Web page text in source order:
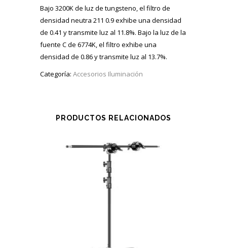
Bajo 3200K de luz de tungsteno, el filtro de
densidad neutra 211 0.9 exhibe una densidad
de 0.41 y transmite luz al 11.8%. Bajo la luz de la
fuente C de 6774K, el filtro exhibe una
densidad de 0.86 y transmite luz al 13.7%.
Categoría: Accesorios Iluminación
PRODUCTOS RELACIONADOS